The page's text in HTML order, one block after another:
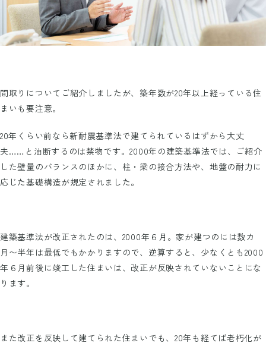
間取りについてご紹介しましたが、築年数が20年以上経っている住
まいも要注意。
20年くらい前なら新耐震基準法で建てられているはずから大丈
夫……と油断するのは禁物です。2000年の建築基準法では、ご紹介
した壁量のバランスのほかに、柱・梁の接合方法や、地盤の耐力に
応じた基礎構造が規定されました。
建築基準法が改正されたのは、2000年６月。家が建つのには数カ
月〜半年は最低でもかかりますので、逆算すると、少なくとも2000
年６月前後に竣工した住まいは、改正が反映されていないことにな
ります。
また改正を反映して建てられた住まいでも、20年も経てば老朽化が